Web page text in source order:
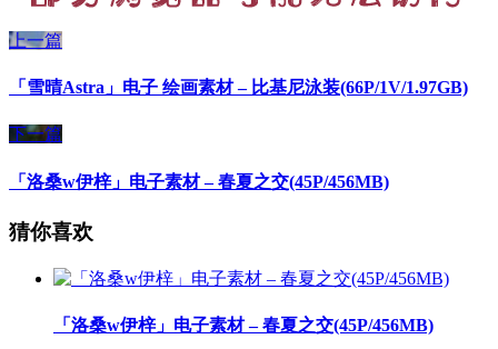
上一篇
「雪晴Astra」电子 绘画素材 – 比基尼泳装(66P/1V/1.97GB)
下一篇
「洛桑w伊梓」电子素材 – 春夏之交(45P/456MB)
猜你喜欢
「洛桑w伊梓」电子素材 – 春夏之交(45P/456MB)